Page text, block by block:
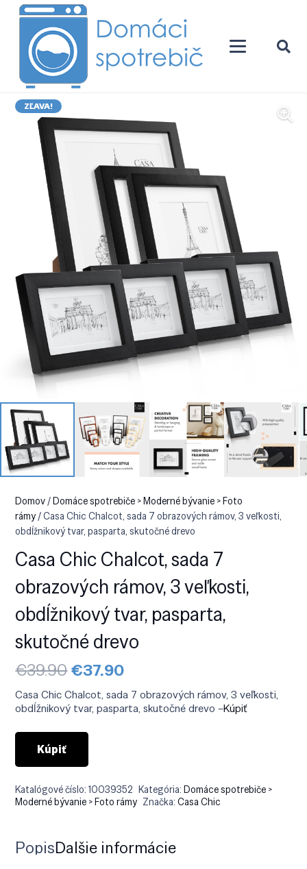
ZĽAVA!
Domov/Domáce spotrebiče > Moderné bývanie > Foto
rámy/ Casa Chic Chalcot, sada 7 obrazových rámov, 3 veľkosti,
obdĺžnikový tvar, pasparta, skutočné drevo
Casa Chic Chalcot, sada 7
obrazových rámov, 3 veľkosti,
obdĺžnikový tvar, pasparta,
skutočné drevo
€39.90Pôvodná
cena
bola:
€39.90.
€37.90Aktuálna
je:
€37.90.
Casa Chic Chalcot, sada 7 obrazových rámov, 3 veľkosti,
obdĺžnikový tvar, pasparta, skutočné drevo –Kúpiť
Kúpiť
Katalógové číslo:10039352 Kategória:Domáce spotrebiče >
Moderné bývanie > Foto rámy Značka:Casa Chic
PopisĎalšie informácie